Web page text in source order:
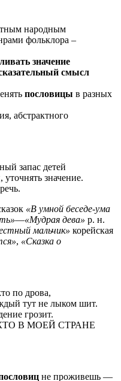
народным
фольклора –
значение
смысл
пословицы в разных
абстрактного
запас детей
значение.
«В умной беседе-ума
—«Мудрая дева» р. н.
мальчик» корейская
, «Сказка о
по дрова,
тут не лыком шит.
грозит.
В МОЕЙ СТРАНЕ
не проживешь —